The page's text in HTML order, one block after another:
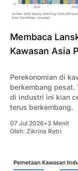
Membaca
Kawasan Asia
Perekonomian di
berkembang pesat.
di industri ini kian
terus berkembang.
07 Jul 2026•3 Menit
Oleh: Zikrina Ratri